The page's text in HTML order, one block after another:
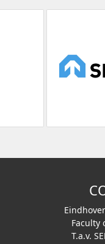
Faculty
T.a.v.